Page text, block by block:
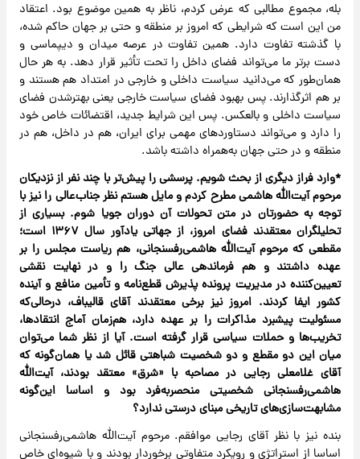
بله، مجموع مطالبی که عرض کردم، ناظر به همین موضوع بود. اعتقاد
من این است که شرایطی که امروز بر منطقه و حتی بر جهان حاکم شده،
با گذشته تفاوت دارد. همین تفاوت در عرصه میدان و دیپماسی و
دست برتر ما می‌تواند فضای داخل را تحت تأثیر قرار دهد. به هر حال
همان‌طور که می‌دانید سیاست داخلی و خارجی در امتداد هم هستند و
بر هم اثرگذارند. پس بهبود فضای سیاست خارجی یعنی بهترشدن فضای
سیاست داخلی و بالعکس. پس این شرایط جدید، اقتضائات خاص خود
را دارد و می‌تواند دستاوردهای مهمی برای ایران، هم در داخل، هم در
منطقه و در حتی جهان به‌همراه داشته باشد.
‌*وارد فراز دیگری از بحث شویم. پرسشی را پیش‌تر با چند نفر از نزدیکان
مرحوم آیت‌الله هاشمی مطرح کردم و مایل هستم نظر جناب‌عالی را نیز با
توجه به حضورتان در متن تحولات آن دوران جویا شوم. بسیاری از
تحلیلگران معتقدند فضای امروز، از جهاتی یادآور سال ۱۳۶۷ است؛
مقطعی که مرحوم آیت‌الله هاشمی‌رفسنجانی، هم ریاست مجلس را بر
عهده داشتند و هم فرماندهی عالی جنگ را و در نهایت نقشی
تعیین‌کننده در مدیریت پرونده پذیرش قطع‌نامه و تأمین منافع و آینده
کشور ایفا کردند. امروز نیز برخی معتقدند آقای قالیباف، درحالی‌که
مسئولیت پیشبرد مذاکرات را بر عهده دارد، هم‌زمان آماج انتقادها،
تخریب‌ها و حملات سیاسی قرار گرفته است. آیا از نظر شما می‌توان
میان این دو مقطع و دو شخصیت شباهتی قائل شد‌ یا همان‌گونه که
آقای غلامعلی رجایی در مصاحبه با «شرق» معتقد بودند، آیت‌الله
هاشمی‌رفسنجانی شخصیتی منحصربه‌فرد بود و اساسا این‌گونه
مشابهت‌سازی‌های تاریخی‌ مبنای درستی ندارد؟
بنده نیز با نظر آقای رجایی موافقم. مرحوم آیت‌الله هاشمی‌رفسنجانی
اساسا از استراتژی و رویکرد متفاوتی برخوردار بودند و با شیوه‌ای خاص